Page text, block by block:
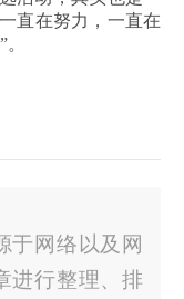
直在努力，一直在
于网络以及网
进行整理、排